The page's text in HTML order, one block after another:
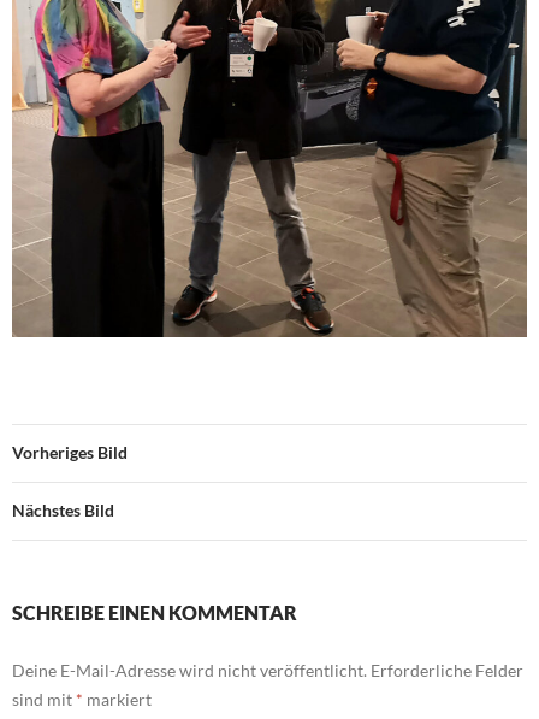
Vorheriges Bild
Nächstes Bild
SCHREIBE EINEN KOMMENTAR
Deine E-Mail-Adresse wird nicht veröffentlicht. Erforderliche Felder
sind mit * markiert